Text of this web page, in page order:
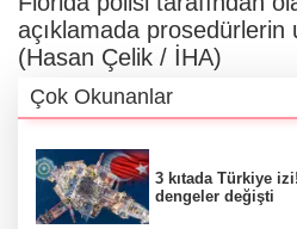
açıklamada prosedürlerin
(Hasan Çelik / İHA)
Çok Okunanlar
3 kıtada Türkiye
dengeler değişti